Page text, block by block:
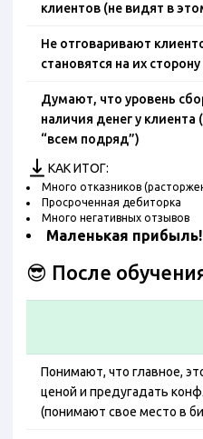
клиентов (не видят в
Не отговаривают
становятся на их
Думают, что уровень
наличия денег у
“всем подряд”)
КАК ИТОГ:
Много отказников
Просроченная дебиторка
Много негативных отзывов
Маленькая прибыль!
😎 После
Понимают, что главное,
ценой и предугадать
(понимают свое место в